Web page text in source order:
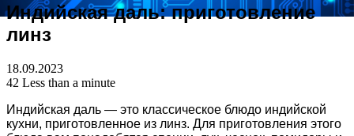
for
Индийская даль: приготовление
линз
18.09.2023
42 Less than a minute
Индийская даль — это классическое блюдо индийской
кухни, приготовленное из линз. Для приготовления этого